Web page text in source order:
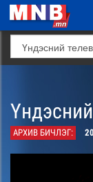
АРХИВ БИЧЛЭГ: